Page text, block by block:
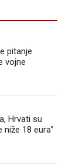
pitanje
vojne
Hrvati su
niže 18 eura”